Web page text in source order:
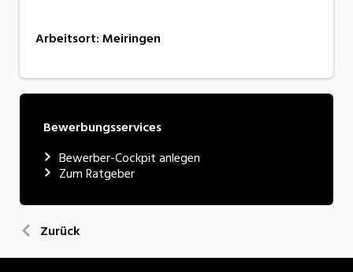
Arbeitsort:Meiringen
Bewerbungsservices
Bewerber-Cockpit anlegen
Zum Ratgeber
Zurück